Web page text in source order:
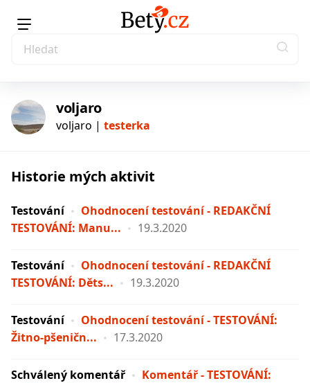
testerka
voljaro
voljaro | testerka
Historie mých aktivit
Testování
Ohodnocení testování - REDAKČNÍ
TESTOVÁNÍ: Manu...
19.3.2020
Testování
Ohodnocení testování - REDAKČNÍ
TESTOVÁNÍ: Děts...
19.3.2020
Testování
Ohodnocení testování - TESTOVÁNÍ:
Žitno-pšeničn...
17.3.2020
Schválený komentář
Komentář - TESTOVÁNÍ: